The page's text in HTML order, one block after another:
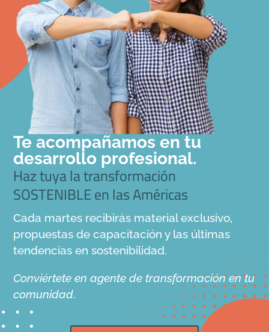
Te acompañamos en tu
desarrollo profesional.
Haz tuya la transformación
SOSTENIBLE en las Américas
Cada martes recibirás material exclusivo,
propuestas de capacitación y las últimas
tendencias en sostenibilidad.
Conviértete en agente de transformación en tu
comunidad.